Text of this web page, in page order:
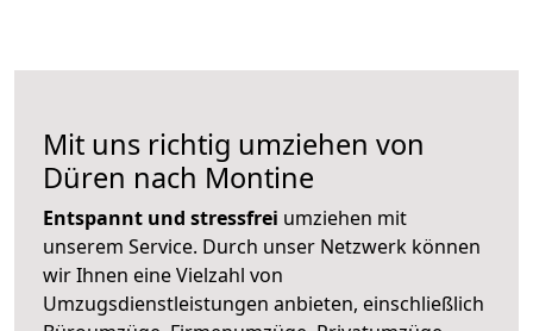
Mit uns richtig umziehen von
Düren nach Montine
Entspannt und stressfrei umziehen mit
unserem Service. Durch unser Netzwerk können
wir Ihnen eine Vielzahl von
Umzugsdienstleistungen anbieten, einschließlich